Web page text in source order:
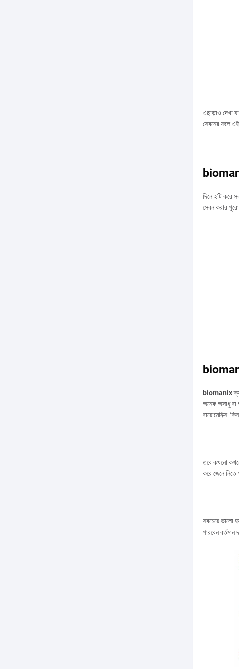
এছাড়াও দেখা
সেবনের ফলে
দিনে ২টি করে
সেবন করার
biomanix
অনেক অসাধু বা
বায়োমেনিক্স
তবে কখনো
করে জেনে নিতে
সবচেয়ে ভালো
পারবেন